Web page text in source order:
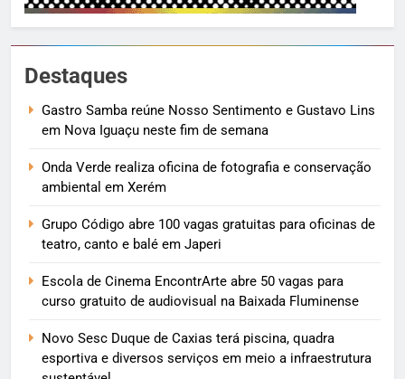
Destaques
Gastro Samba reúne Nosso Sentimento e Gustavo Lins
em Nova Iguaçu neste fim de semana
Onda Verde realiza oficina de fotografia e conservação
ambiental em Xerém
Grupo Código abre 100 vagas gratuitas para oficinas de
teatro, canto e balé em Japeri
Escola de Cinema EncontrArte abre 50 vagas para
curso gratuito de audiovisual na Baixada Fluminense
Novo Sesc Duque de Caxias terá piscina, quadra
esportiva e diversos serviços em meio a infraestrutura